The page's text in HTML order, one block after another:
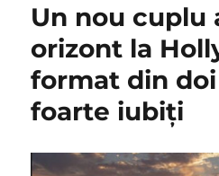
Un nou cuplu
orizont la
format din
foarte iubiți